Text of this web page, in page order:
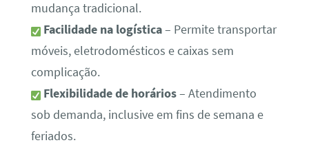
mudança tradicional.
Facilidade na logística– Permite transportar
móveis, eletrodomésticos e caixas sem
complicação.
Flexibilidade de horários– Atendimento
sob demanda, inclusive em fins de semana e
feriados.